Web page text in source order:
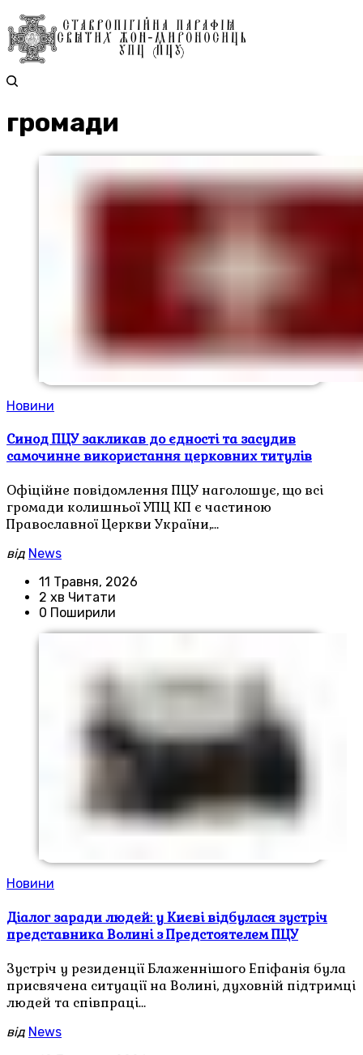
громади
Новини
Синод ПЦУ закликав до єдності та засудив
самочинне використання церковних титулів
Офіційне повідомлення ПЦУ наголошує, що всі
громади колишньої УПЦ КП є частиною
Православної Церкви України,…
від News
11 Травня, 2026
2 хв Читати
0 Поширили
Новини
Діалог заради людей: у Києві відбулася зустріч
представника Волині з Предстоятелем ПЦУ
Зустріч у резиденції Блаженнішого Епіфанія була
присвячена ситуації на Волині, духовній підтримці
людей та співпраці…
від News